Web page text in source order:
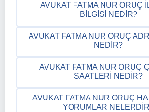
AVUKAT FATMA NUR ORUÇ
BILGISI NEDIR?
AVUKAT FATMA NUR ORUÇ
NEDIR?
AVUKAT FATMA NUR ORUÇ
SAATLERI NEDIR?
AVUKAT FATMA NUR ORUÇ
YORUMLAR